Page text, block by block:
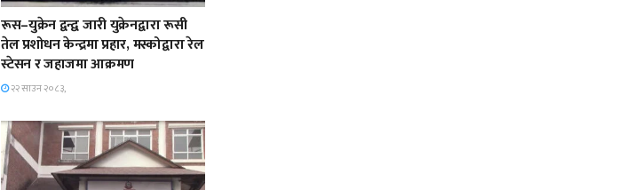
रूस–युक्रेन द्वन्द्व जारी युक्रेनद्वारा रूसी
तेल प्रशोधन केन्द्रमा प्रहार, मस्कोद्वारा रेल
स्टेसन र जहाजमा आक्रमण
२२ साउन २०८३,